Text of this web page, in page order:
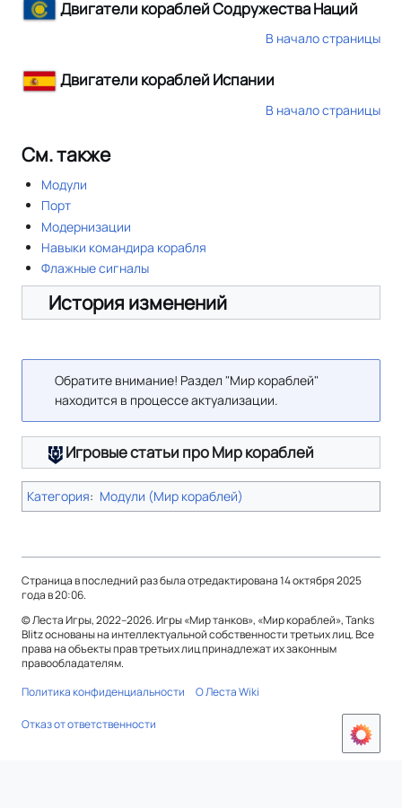
Двигатели кораблей Содружества Наций
В начало страницы
Двигатели кораблей Испании
В начало страницы
См. также
Модули
Порт
Модернизации
Навыки командира корабля
Флажные сигналы
История изменений
Обратите внимание! Раздел "Мир кораблей"
находится в процессе актуализации.
Игровые статьи про Мир кораблей
Категория: Модули (Мир кораблей)
Страница в последний раз была отредактирована 14 октября 2025
года в 20:06.
© Леста Игры, 2022–2026. Игры «Мир танков», «Мир кораблей», Tanks
Blitz основаны на интеллектуальной собственности третьих лиц. Все
права на объекты прав третьих лиц принадлежат их законным
правообладателям.
Политика конфиденциальности
О Леста Wiki
Отказ от ответственности